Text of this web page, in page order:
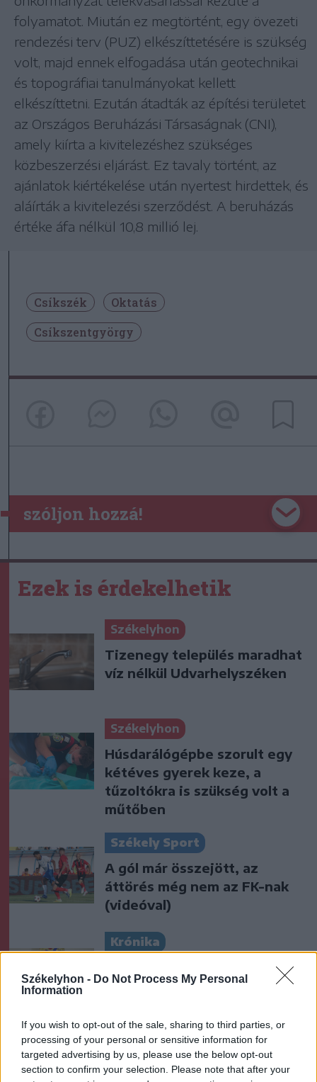
Székelyhon - Do Not Process My Personal
Information
If you wish to opt-out of the sale, sharing to third parties, or
processing of your personal or sensitive information for
targeted advertising by us, please use the below opt-out
section to confirm your selection. Please note that after your
folyamatot. Miután ez megtörtént, egy övezeti
rendezési terv (PUZ) elkészíttetésére is szükség
volt, majd ennek elfogadása után geotechnikai
és topográfiai tanulmányokat kellett
elkészíttetni. Ezután átadták az építési területet
az Országos Beruházási Társaságnak (CNI),
amely kiírta a kivitelezéshez szükséges
közbeszerzési eljárást. Ez tavaly történt, az
ajánlatok kiértékelése után nyertest hirdettek, és
aláírták a kivitelezési szerződést. A beruházás
értéke áfa nélkül 10,8 millió lej.
Csíkszék
Oktatás
Csíkszentgyörgy
szóljon hozzá!
Ezek is érdekelhetik
Székelyhon
Tizenegy település maradhat
víz nélkül Udvarhelyszéken
Székelyhon
Húsdarálógépbe szorult egy
kétéves gyerek keze, a
tűzoltókra is szükség volt a
műtőben
Székely Sport
A gól már összejött, az
áttörés még nem az FK-nak
(videóval)
Krónika
Putyin egy NATO-tagállam
megtámadására készül az
Székely Sport
Otthon kapott ki az újonctól a